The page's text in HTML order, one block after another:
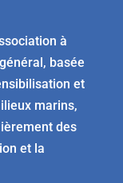
à
basée
et
marins,
des
et la